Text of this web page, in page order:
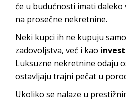
će u budućnosti imati daleko
na prosečne nekretnine.
Neki kupci ih ne kupuju
zadovoljstva, već i kao
Luksuzne nekretnine odaju
ostavljaju trajni pečat u
Ukoliko se nalaze u